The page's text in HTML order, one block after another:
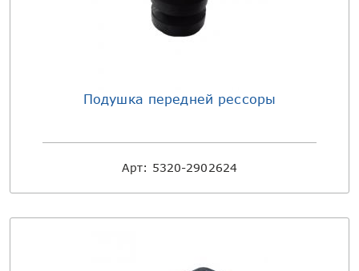
Подушка передней рессоры
Арт: 5320-2902624